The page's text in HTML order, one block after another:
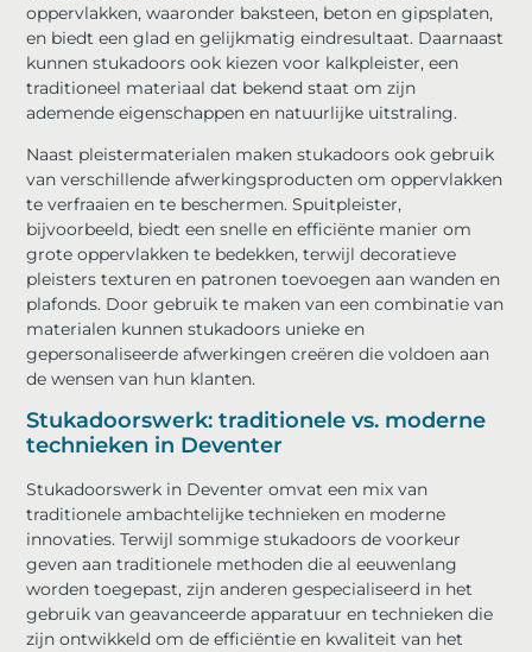
oppervlakken, waaronder baksteen, beton en gipsplaten,
en biedt een glad en gelijkmatig eindresultaat. Daarnaast
kunnen stukadoors ook kiezen voor kalkpleister, een
traditioneel materiaal dat bekend staat om zijn
ademende eigenschappen en natuurlijke uitstraling.
Naast pleistermaterialen maken stukadoors ook gebruik
van verschillende afwerkingsproducten om oppervlakken
te verfraaien en te beschermen. Spuitpleister,
bijvoorbeeld, biedt een snelle en efficiënte manier om
grote oppervlakken te bedekken, terwijl decoratieve
pleisters texturen en patronen toevoegen aan wanden en
plafonds. Door gebruik te maken van een combinatie van
materialen kunnen stukadoors unieke en
gepersonaliseerde afwerkingen creëren die voldoen aan
de wensen van hun klanten.
Stukadoorswerk: traditionele vs. moderne
technieken in Deventer
Stukadoorswerk in Deventer omvat een mix van
traditionele ambachtelijke technieken en moderne
innovaties. Terwijl sommige stukadoors de voorkeur
geven aan traditionele methoden die al eeuwenlang
worden toegepast, zijn anderen gespecialiseerd in het
gebruik van geavanceerde apparatuur en technieken die
zijn ontwikkeld om de efficiëntie en kwaliteit van het